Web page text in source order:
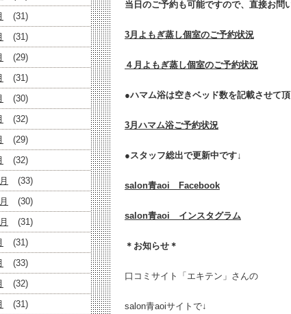
当日のご予約も可能ですので、直接お問
3月よもぎ蒸し個室のご予約状況
４月よもぎ蒸し個室のご予約状況
●ハマム浴は空きベッド数を記載させて頂
3月ハマム浴ご予約状況
●スタッフ総出で更新中です↓
salon青aoi Facebook
salon青aoi インスタグラム
＊お知らせ＊
口コミサイト「エキテン」さんの
salon青aoiサイトで↓
(31)
(31)
(29)
(31)
(30)
(32)
(29)
(32)
(33)
(30)
(31)
(31)
(33)
(32)
(31)